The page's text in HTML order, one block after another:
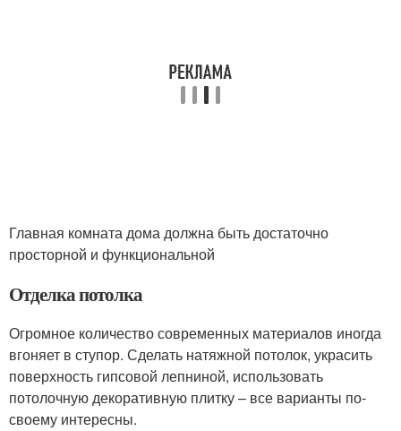
Главная комната дома должна быть достаточно
просторной и функциональной
Отделка потолка
Огромное количество современных материалов иногда
вгоняет в ступор. Сделать натяжной потолок, украсить
поверхность гипсовой лепниной, использовать
потолочную декоративную плитку – все варианты по-
своему интересны.